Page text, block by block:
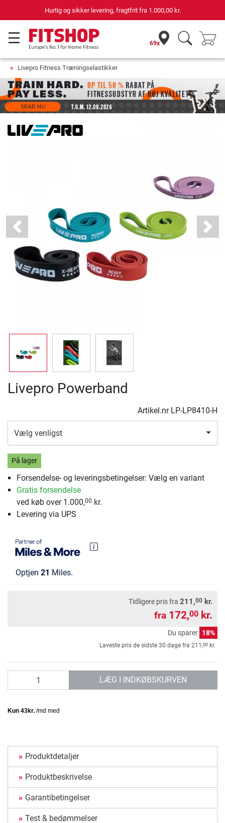
Hurtig og sikker levering, fragtfrit fra 1.000,00 kr.
69x
Livepro Fitness Træningselastikker
Previous Next
Livepro Powerband
Artikel.nr LP-LP8410-H
Vælg venligst
På lager
Forsendelse- og leveringsbetingelser: Vælg en variant
Gratis forsendelse
ved køb over 1.000,00 kr.
Levering via UPS
Optjen 21 Miles.
Tidligere pris fra 211,00 kr.
fra 172,00 kr.
Du sparer 18%
Laveste pris de sidste 30 dage fra 211,00 kr.
LÆG I INDKØBSKURVEN
Produktdetaljer
Produktbeskrivelse
Garantibetingelser
Test & bedømmelser